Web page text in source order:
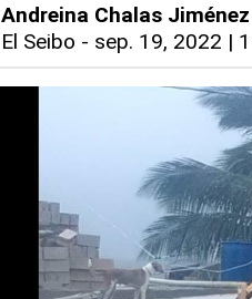
Andreina Chalas Jiménez
El Seibo - sep. 19, 2022 |